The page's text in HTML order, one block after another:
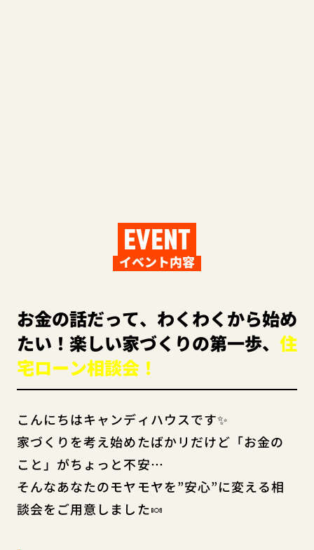
EVENT
イベント内容
お金の話だって、わくわくから始め
たい！楽しい家づくりの第一歩、 住
宅ローン相談会！
こんにちはキャンディハウスです✨
家づくりを考え始めたばかリだけど「お金の
こと」がちょっと不安…
そんなあなたのモヤモヤを”安心”に変える相
談会をご用意しました🍬